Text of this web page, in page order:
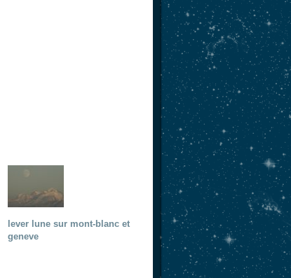
lever lune sur mont-blanc et
geneve